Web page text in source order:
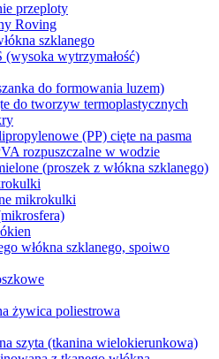
przeploty
Roving
szklanego
(wysoka wytrzymałość)
do formowania luzem)
do tworzyw termoplastycznych
(PP) cięte na pasma
rozpuszczalne w wodzie
(proszek z włókna szklanego)
mikrokulki
włókna szklanego, spoiwo
żywica poliestrowa
szyta (tkanina wielokierunkowa)